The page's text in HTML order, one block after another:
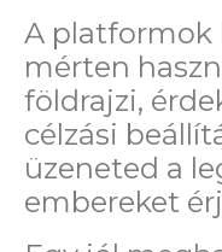
A platformok
mérten
földrajzi,
célzási
üzeneted a
embereket